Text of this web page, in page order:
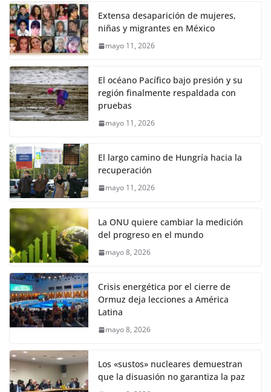
Extensa desaparición de mujeres,
niñas y migrantes en México
mayo 11, 2026
El océano Pacífico bajo presión y su
región finalmente respaldada con
pruebas
mayo 11, 2026
El largo camino de Hungría hacia la
recuperación
mayo 11, 2026
La ONU quiere cambiar la medición
del progreso en el mundo
mayo 8, 2026
Crisis energética por el cierre de
Ormuz deja lecciones a América
Latina
mayo 8, 2026
Los «sustos» nucleares demuestran
que la disuasión no garantiza la paz